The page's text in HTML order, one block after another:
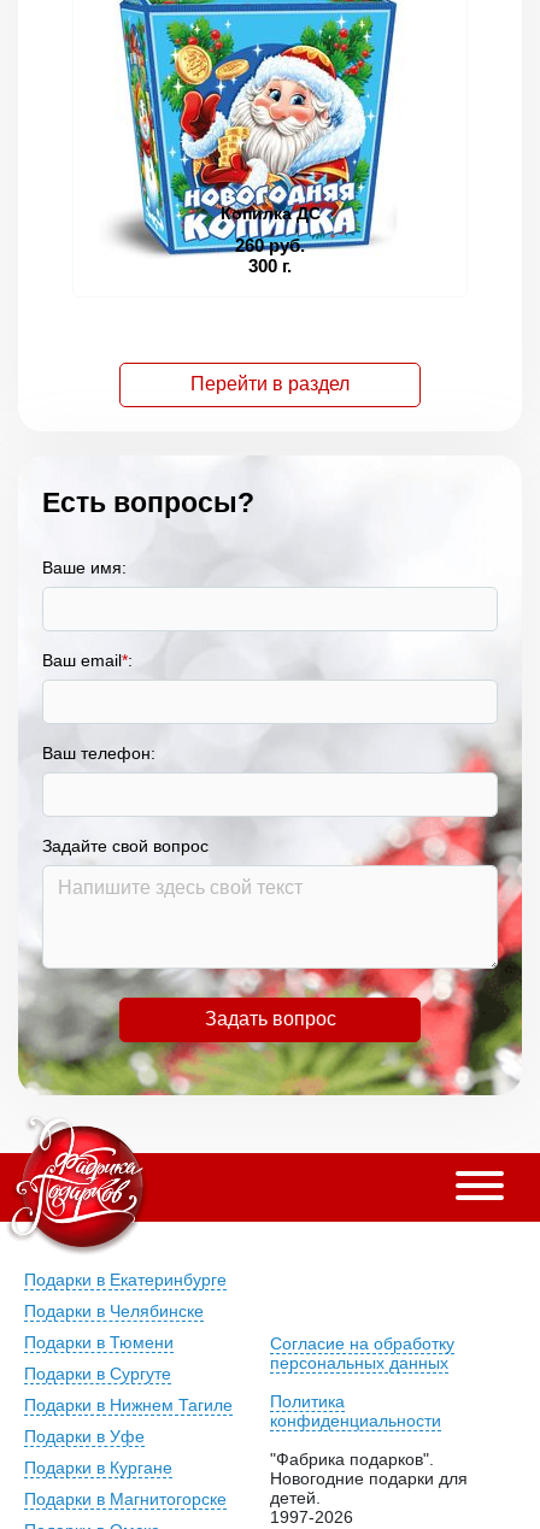
Копилка ДС
260 руб.
300 г.
Перейти в раздел
Есть вопросы?
Ваше имя:
Ваш email*:
Ваш телефон:
Задайте свой вопрос
Задать вопрос
Подарки в Екатеринбурге
Подарки в Челябинске
Подарки в Тюмени
Подарки в Сургуте
Подарки в Нижнем Тагиле
Подарки в Уфе
Подарки в Кургане
Подарки в Магнитогорске
Согласие на обработку
персональных данных
Политика
конфиденциальности
"Фабрика подарков".
Новогодние подарки для
детей.
1997-2026